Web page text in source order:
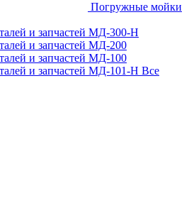
Погружные мойки
и запчастей МД-300-H
и запчастей МД-200
и запчастей МД-100
и запчастей МД-101-Н Все